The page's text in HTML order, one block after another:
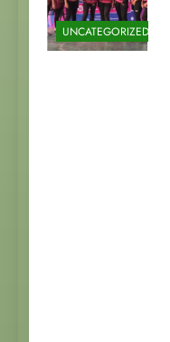
UNCATEGORIZED